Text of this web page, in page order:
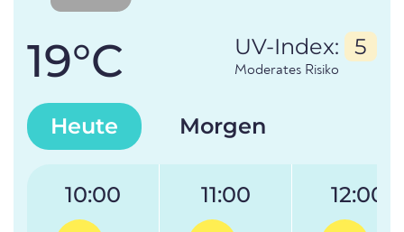
19°C UV-Index: 5
Moderates Risiko
Heute Morgen
10:00 11:00 12:00